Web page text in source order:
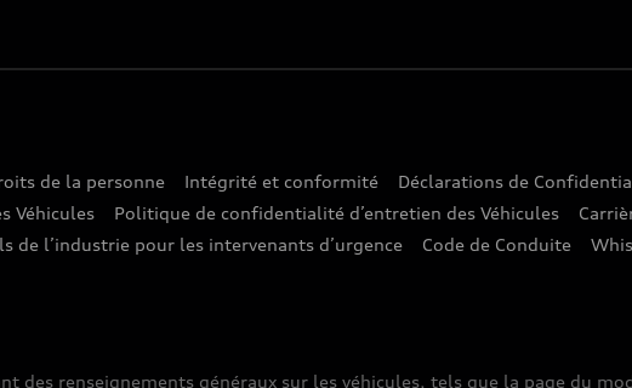
de la personne Intégrité et conformité
Déclarations de
Véhicules
Politique de confidentialité d’entretien des Véhicules
de l’industrie pour les intervenants d’urgence Code de Conduite
des renseignements généraux sur les véhicules, tels que la page du